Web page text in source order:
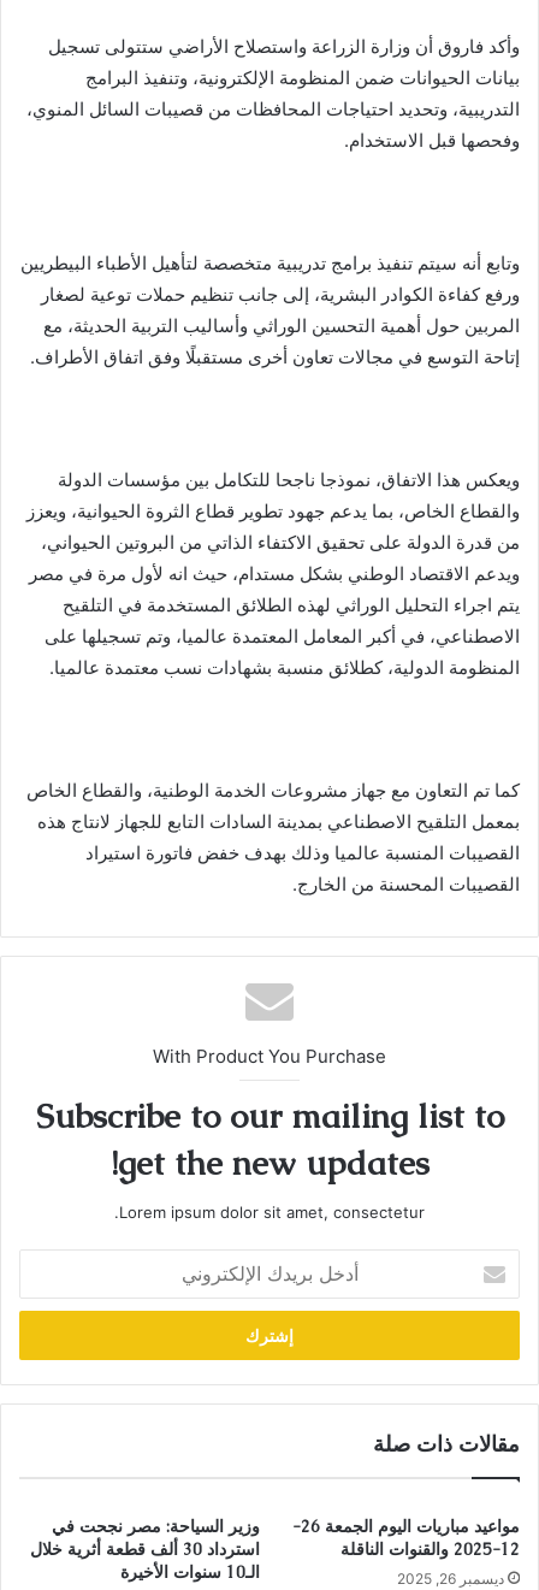
وأكد فاروق أن وزارة الزراعة واستصلاح الأراضي ستتولى تسجيل
بيانات الحيوانات ضمن المنظومة الإلكترونية، وتنفيذ البرامج
التدريبية، وتحديد احتياجات المحافظات من قصيبات السائل المنوي،
وفحصها قبل الاستخدام.
وتابع أنه سيتم تنفيذ برامج تدريبية متخصصة لتأهيل الأطباء البيطريين
ورفع كفاءة الكوادر البشرية، إلى جانب تنظيم حملات توعية لصغار
المربين حول أهمية التحسين الوراثي وأساليب التربية الحديثة، مع
إتاحة التوسع في مجالات تعاون أخرى مستقبلًا وفق اتفاق الأطراف.
ويعكس هذا الاتفاق، نموذجا ناجحا للتكامل بين مؤسسات الدولة
والقطاع الخاص، بما يدعم جهود تطوير قطاع الثروة الحيوانية، ويعزز
من قدرة الدولة على تحقيق الاكتفاء الذاتي من البروتين الحيواني،
ويدعم الاقتصاد الوطني بشكل مستدام، حيث انه لأول مرة في مصر
يتم اجراء التحليل الوراثي لهذه الطلائق المستخدمة في التلقيح
الاصطناعي، في أكبر المعامل المعتمدة عالميا، وتم تسجيلها على
المنظومة الدولية، كطلائق منسبة بشهادات نسب معتمدة عالميا.
كما تم التعاون مع جهاز مشروعات الخدمة الوطنية، والقطاع الخاص
بمعمل التلقيح الاصطناعي بمدينة السادات التابع للجهاز لانتاج هذه
القصيبات المنسبة عالميا وذلك بهدف خفض فاتورة استيراد
القصيبات المحسنة من الخارج.
With Product You Purchase
Subscribe to our mailing list to
get the new updates!
Lorem ipsum dolor sit amet, consectetur.
بريدك
الإلكتروني
مقالات ذات صلة
مواعيد مباريات اليوم الجمعة 26-
12-2025 والقنوات الناقلة
ديسمبر 26, 2025
وزير السياحة: مصر نجحت في
استرداد 30 ألف قطعة أثرية خلال
الـ10 سنوات الأخيرة